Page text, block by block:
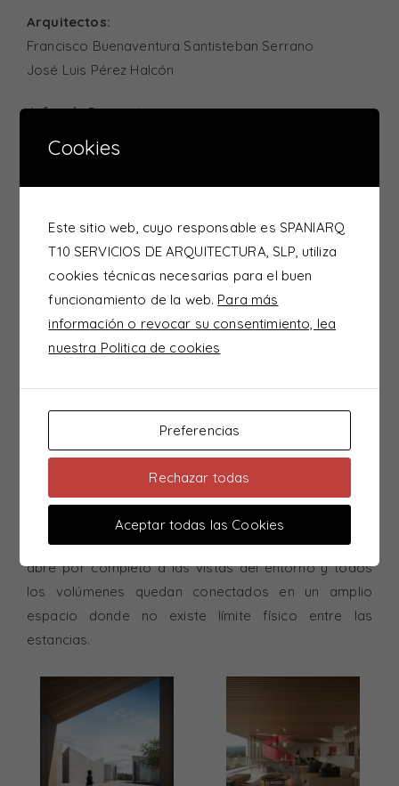
Arquitectos:
Francisco Buenaventura Santisteban Serrano
José Luis Pérez Halcón
Jefes de Proyecto:
Jacobo Otero
María Cimiano
Fernando Prieto
La propuesta se basa en el contraste de formas de
entender la vivienda:
La pequeña escala se apodera de la vivienda a cota
volumen que están entrelazados y conectados por un
único espacio exterior que actúa de plaza. Desde el
acceso la vivienda queda perfectamente integrada en
el medio natural.
Por contraposición en la planta inferior la vivienda se
abre por completo a las vistas del entorno y todos
los volúmenes quedan conectados en un amplio
espacio donde no existe límite físico entre las
estancias.
Cookies
Este sitio web, cuyo responsable es SPANIARQ
T10 SERVICIOS DE ARQUITECTURA, SLP, utiliza
cookies técnicas necesarias para el buen
funcionamiento de la web. Para más
información o revocar su consentimiento, lea
nuestra Politica de cookies
Preferencias
Rechazar todas
Aceptar todas las Cookies